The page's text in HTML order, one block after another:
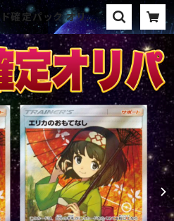
確定パック オリパ |
ズ オリパ専門店 (ポ
、遊戯王、ヴァイス、ド
ンボール)